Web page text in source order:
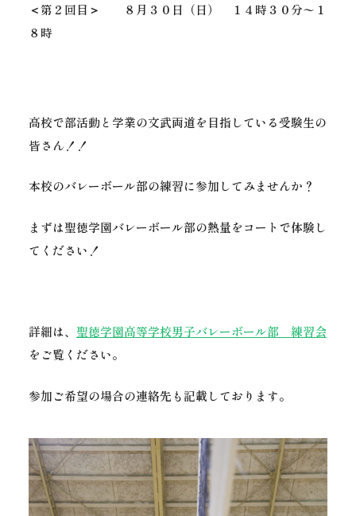
＜第２回目＞ ８月３０日（日） １４時３０分〜１
８時
高校で部活動と学業の文武両道を目指している受験生の
皆さん！！
本校のバレーボール部の練習に参加してみませんか？
まずは聖徳学園バレーボール部の熱量をコートで体験し
てください！
詳細は、 聖徳学園高等学校男子バレーボール部 練習会
をご覧ください。
参加ご希望の場合の連絡先も記載しております。